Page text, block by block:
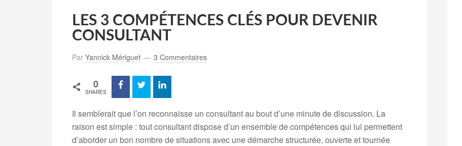
LES 3 COMPÉTENCES CLÉS POUR DEVENIR
CONSULTANT
Par Yannick Mériguet 3 Commentaires
0
SHARES
Il semblerait que l’on reconnaisse un consultant au bout d’une minute de discussion. La
raison est simple : tout consultant dispose d’un ensemble de compétences qui lui permettent
d’aborder un bon nombre de situations avec une démarche structurée, ouverte et tournée